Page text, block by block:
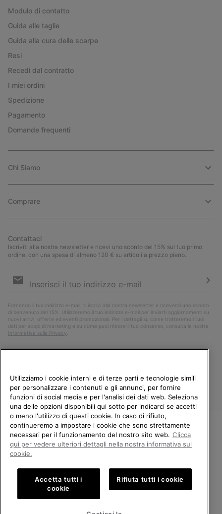
Modulo di contatto
Guida alle taglie
Guida alla cura delle scarpe
Resi
Recedi dal contratto
I miei ordini
Spedizione
Pagamento
Domande frequenti
Chi Siamo
Comprare
Contattaci
Iscriviti alla nostra newsletter e ricevi uno sconto del 15% sul tuo primo
ordine, con una spesa di almeno 120 € su articoli a prezzo pieno.
e-
Fornendo il tuo indirizzo e-mail, ti iscrivi alla nostra newsletter e riceverai uno sconto
di benvenuto del 15%. Utilizzeremo il tuo indirizzo e-mail per inviarti aggiornamenti su
nuovi arrivi, offerte ed eventi promozionali. Per i dettagli su come tratteremo i tuoi
dati per scopi di marketing e su come puoi ritirare il tuo consenso, consulta la nostra
Informativa sulla Privacy
Italia
©2026Columbia Sportswear Company. Avenue des Morgines, 12 1213
Petit-Lancy Switzerland. Tutti i diritti riservati.
Politica sulla privacy Termini di utilizzo
Condizioni Generali di Vendita
Public CBCR
BENVENUTO/A IN SOREL.
SELEZIONA IL TUO PAESE DI
Shopping online disponibile
Utilizziamo i cookie interni e di terze parti e tecnologie simili
per personalizzare i contenuti e gli annunci, per fornire
funzioni di social media e per l'analisi dei dati web. Seleziona
una delle opzioni disponibili qui sotto per indicarci se accetti
o meno l'utilizzo di questi cookie. In caso di rifiuto,
continueremo a impostare i cookie che sono strettamente
necessari per il funzionamento del nostro sito web. Clicca
qui per vedere ulteriori dettagli nella nostra informativa sui
cookie.
Accetta tutti i
cookie
Rifiuta tutti i cookie